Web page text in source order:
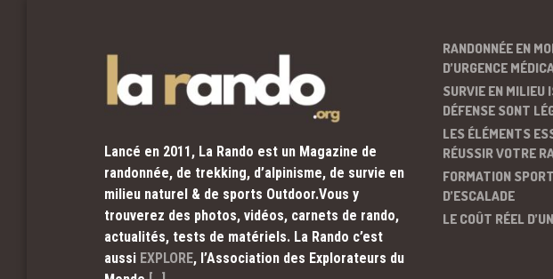
Lancé en 2011, La Rando est un Magazine de
randonnée, de trekking, d’alpinisme, de survie en
milieu naturel & de sports Outdoor.Vous y
trouverez des photos, vidéos, carnets de rando,
actualités, tests de matériels. La Rando c’est
aussi EXPLORE, l’Association des Explorateurs du
RANDONNÉE EN
D’URGENCE
SURVIE EN MILIEU
DÉFENSE SONT
LES ÉLÉMENTS
RÉUSSIR VOTRE
FORMATION
D’ESCALADE
LE COÛT RÉEL